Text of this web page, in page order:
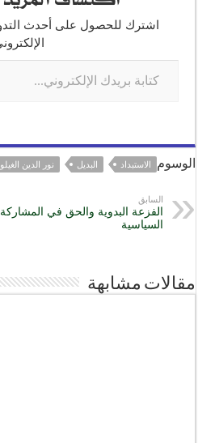
o
k
p
m
g
اشترك للحصول على أحدث
كتابة بريدك الإلكتروني...
الوسوم الاستبداد البديل نور الدين
السابق
الفزعة البدوية والحق في المشاركة
السياسية
مقالات مشابهة